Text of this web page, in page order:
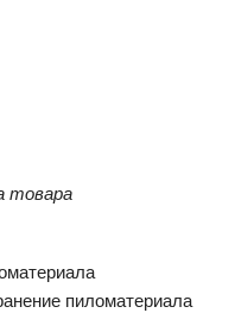
товара
пиломатериала